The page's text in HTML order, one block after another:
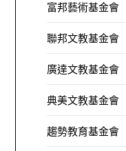
富邦藝術基金會
聯邦文教基金會
廣達文教基金會
典美文教基金會
趨勢教育基金會